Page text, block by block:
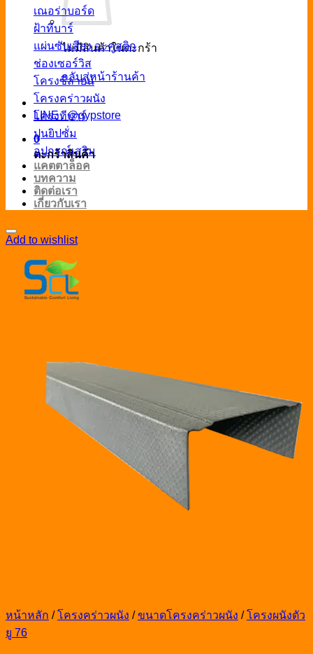
ไม่มีสินค้าในตะกร้า
กลับสู่หน้าร้านค้า
LINE : @gypstore
0
ตะกร้าสินค้า
เณอร่าบอร์ด
ฝ้าทีบาร์
แผ่นซับเสียง อะคูสติก
ช่องเซอร์วิส
โครงซีลายน์
โครงคร่าวผนัง
โครงทีบาร์
ปูนยิปซั่ม
อุปกรณ์เสริม
แคตตาล็อค
บทความ
ติดต่อเรา
เกี่ยวกับเรา
Add to wishlist
หน้าหลัก / โครงคร่าวผนัง / ขนาดโครงคร่าวผนัง / โครงผนังตัว
ยู 76